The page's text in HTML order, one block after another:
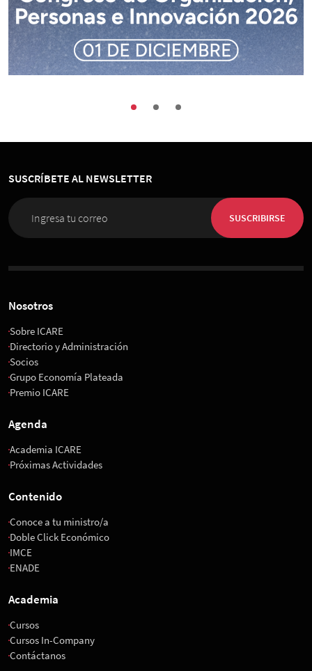
01 de Diciembre 2026, 08:00 horas
Espacio Riesco
SUSCRÍBETE AL NEWSLETTER
SUSCRIBIRSE
Nosotros
Sobre ICARE
Directorio y Administración
Socios
Grupo Economía Plateada
Premio ICARE
Agenda
Academia ICARE
Próximas Actividades
Contenido
Conoce a tu ministro/a
Doble Click Económico
IMCE
ENADE
Academia
Cursos
Cursos In-Company
Contáctanos